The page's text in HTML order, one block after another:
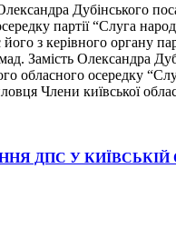
Дубінського
партії “Слуга
з керівного органу
Замість Олександра
обласного осередку
Члени київської
ДПС У КИЇВСЬКІЙ